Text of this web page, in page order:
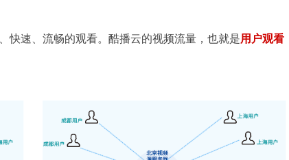
快速、流畅的观看。酷播云的视频流量，也就是用户观看